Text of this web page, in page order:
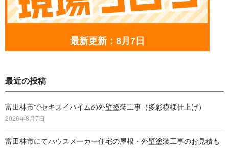
最新更新：8月7日
最近の投稿
富田林市でセキスイハイムの外壁塗装工事（多彩模様仕上げ）
2026年8月7日
富田林市にてハウスメーカー住宅の屋根・外壁塗装工事のお見積も